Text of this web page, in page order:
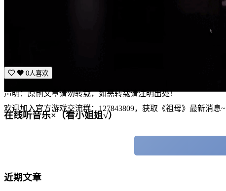
欢迎加入官方游戏交流群：127843809，获取《祖母》最新消息~
0人喜欢
声明：原创文章请勿转载，如需转载请注明出处！
在线听音乐×（看小姐姐√）
近期文章